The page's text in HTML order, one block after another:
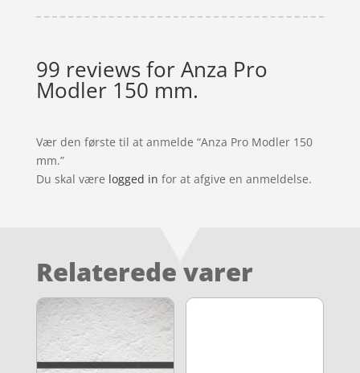
99 reviews forAnza Pro
Modler 150 mm.
Vær den første til at anmelde “Anza Pro Modler 150
mm.”
Du skal være logged in for at afgive en anmeldelse.
Relaterede varer